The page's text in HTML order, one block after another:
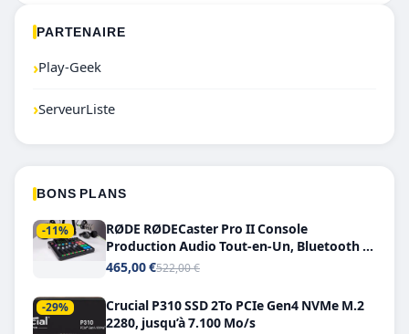
PARTENAIRE
›Play-Geek
›ServeurListe
BONS PLANS
-11%
RØDE RØDECaster Pro II Console
Production Audio Tout-en-Un, Bluetooth et
Double USB-C
465,00 €522,00 €
-29%
Crucial P310 SSD 2To PCIe Gen4 NVMe M.2
2280, jusqu’à 7.100 Mo/s